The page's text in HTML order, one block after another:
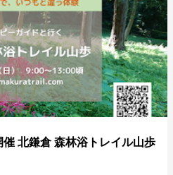
催 北鎌倉 森林浴トレイル山歩